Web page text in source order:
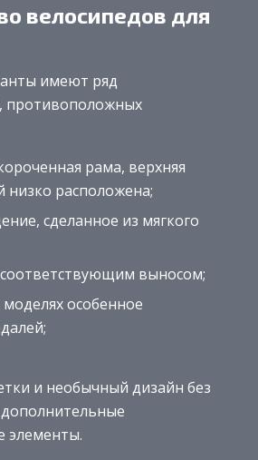
велосипедов для
имеют ряд
противоположных
рама, верхняя
низко расположена;
сделанное из мягкого
соответствующим выносом;
особенное
и необычный дизайн без
элементы.